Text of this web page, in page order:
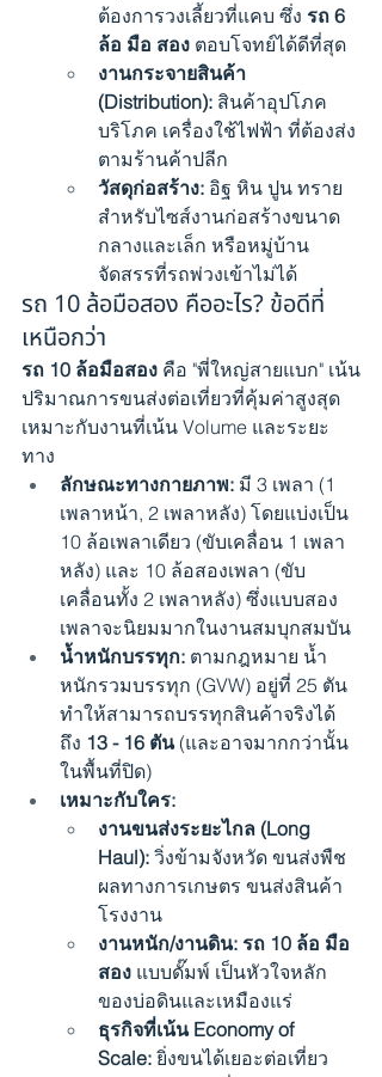
ต้องการวงเลี้ยวที่แคบ ซึ่ง รถ 6
ล้อ มือ สอง ตอบโจทย์ได้ดีที่สุด
งานกระจายสินค้า
(Distribution): สินค้าอุปโภค
บริโภค เครื่องใช้ไฟฟ้า ที่ต้องส่ง
ตามร้านค้าปลีก
วัสดุก่อสร้าง: อิฐ หิน ปูน ทราย
สำหรับไซส์งานก่อสร้างขนาด
กลางและเล็ก หรือหมู่บ้าน
จัดสรรที่รถพ่วงเข้าไม่ได้
รถ 10 ล้อมือสอง คืออะไร? ข้อดีที่
เหนือกว่า
รถ 10 ล้อมือสอง คือ "พี่ใหญ่สายแบก" เน้น
ปริมาณการขนส่งต่อเที่ยวที่คุ้มค่าสูงสุด
เหมาะกับงานที่เน้น Volume และระยะ
ทาง
ลักษณะทางกายภาพ: มี 3 เพลา (1
เพลาหน้า, 2 เพลาหลัง) โดยแบ่งเป็น
10 ล้อเพลาเดียว (ขับเคลื่อน 1 เพลา
หลัง) และ 10 ล้อสองเพลา (ขับ
เคลื่อนทั้ง 2 เพลาหลัง) ซึ่งแบบสอง
เพลาจะนิยมมากในงานสมบุกสมบัน
น้ำหนักบรรทุก: ตามกฎหมาย น้ำ
หนักรวมบรรทุก (GVW) อยู่ที่ 25 ตัน
ทำให้สามารถบรรทุกสินค้าจริงได้
ถึง 13 - 16 ตัน (และอาจมากกว่านั้น
ในพื้นที่ปิด)
เหมาะกับใคร:
งานขนส่งระยะไกล (Long
Haul): วิ่งข้ามจังหวัด ขนส่งพืช
ผลทางการเกษตร ขนส่งสินค้า
โรงงาน
งานหนัก/งานดิน: รถ 10 ล้อ มือ
สอง แบบดั๊มพ์ เป็นหัวใจหลัก
ของบ่อดินและเหมืองแร่
ธุรกิจที่เน้น Economy of
Scale: ยิ่งขนได้เยอะต่อเที่ยว